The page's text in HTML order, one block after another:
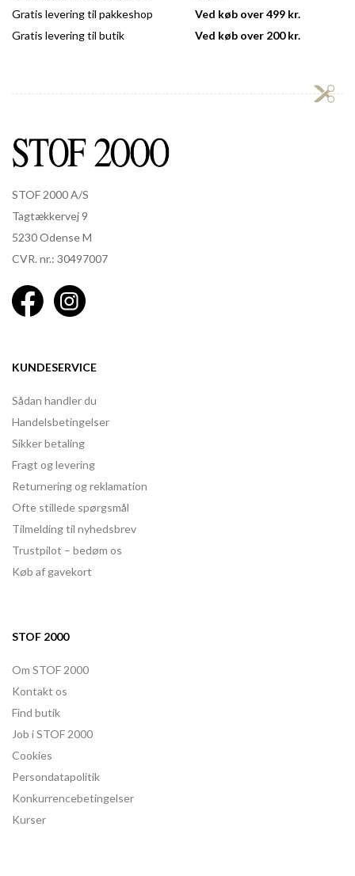
Gratis levering til pakkeshop
Gratis levering til butik
Ved køb over 499 kr.
Ved køb over 200 kr.
STOF 2000 A/S
Tagtækkervej 9
5230 Odense M
CVR. nr.: 30497007
KUNDESERVICE
Sådan handler du
Handelsbetingelser
Sikker betaling
Fragt og levering
Returnering og reklamation
Ofte stillede spørgsmål
Tilmelding til nyhedsbrev
Trustpilot – bedøm os
Køb af gavekort
STOF 2000
Om STOF 2000
Kontakt os
Find butik
Job i STOF 2000
Cookies
Persondatapolitik
Konkurrencebetingelser
Kurser